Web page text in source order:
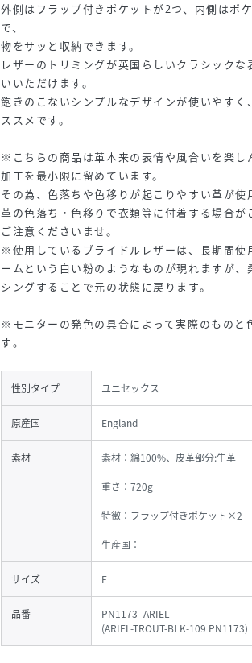
外側はフラップ付きポケットが2つ、内側はポ
で、
物をサッと収納できます。
レザーのトリミングが英国らしいクラシック
いいただけます。
飽きのこないシンプルなデザインが使いやすく
ススメです。
※こちらの商品は革本来の表情や風合いを楽し
加工を最小限に留めています。
その為、色落ちや色移りが起こりやすい革が使
革の色落ち・色移りで衣類等に付着する場合が
ご注意くださいませ。
※使用しているブライドルレザーは、長期間使
ームという白い粉のようなものが現れますが、
シングすることで元の状態に戻ります。
※モニターの発色の具合によって実際のものと
す｡
性別タイプ ユニセックス
原産国 England
素材
素材：綿100%、皮革部分:牛革
重さ：720g
特徴：フラップ付きポケット×2
生産国：
サイズ F
品番
PN1173_ARIEL
(ARIEL-TROUT-BLK-109 PN1173)